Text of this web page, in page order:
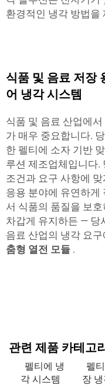
환경적인 냉각 방법을
식품 및 음료 저장
어 냉각 시스템
식품 및 음료 산업에
가 매우 중요합니다.
한 펠티에 소자 기반
루션 제조업체입니다.
조건과 요구 사항에
응용 분야에 유연하게
서 식품의 품질을 보
차갑게 유지하든 — 당
음료 산업의 냉각 요
춤형 열전 모듈 .
관련 제품 카테고
펠티에 냉
각 시스템
펠
장